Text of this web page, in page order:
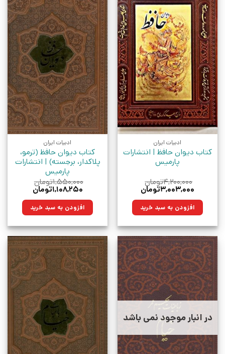
ادبیات ایران
کتاب دیوان حافظ | انتشارات
پارمیس
۴,۲۰۰,۰۰۰تومان
قیمت
۴,۲۰۰,۰۰۰تومان
بود.
۳,۰۰۳,۰۰۰تومان
۳,۰۰۳,۰۰۰تومان. افزودن به سبد خرید
ادبیات ایران
کتاب دیوان حافظ (ترمو،
پلاکدار، برجسته) | انتشارات
پارمیس
۱,۵۵۰,۰۰۰تومان
قیمت
۱,۵۵۰,۰۰۰تومان
بود.
۱,۱۰۸,۲۵۰تومان
۱,۱۰۸,۲۵۰تومان.افزودن به سبد خرید
در انبار موجود نمی باشد